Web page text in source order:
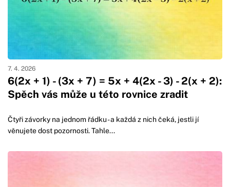
6(2x + 1) - (3x + 7) = 5x + 4(2x - 3) - 2(x + 2):
Spěch vás může u této rovnice zradit
7. 4. 2026
Čtyři závorky na jednom řádku - a každá z nich čeká, jestli jí
věnujete dost pozornosti. Tahle...